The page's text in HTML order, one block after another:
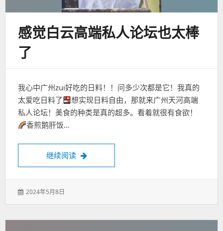
感觉白云高端私人论坛也太棒
了
我心中广州zui好吃的日料！！问多少次都是它！我真的
太爱吃日料了
想实现日料自由，那就来广州天河高端
私人论坛！美食的种类是真的超多。看着就很有食欲！
香煎鹅肝饭…
继续阅读 感觉白云高端私人论坛也太棒了
发
2024年5月8日